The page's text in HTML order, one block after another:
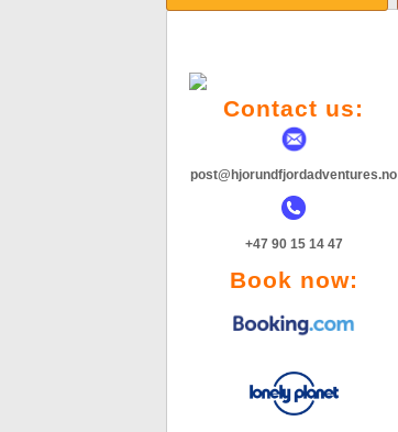
TOPPTUR VINTER
Contact us:
post@hjorundfjordadventures.no
+47 90 15 14 47
Book now: